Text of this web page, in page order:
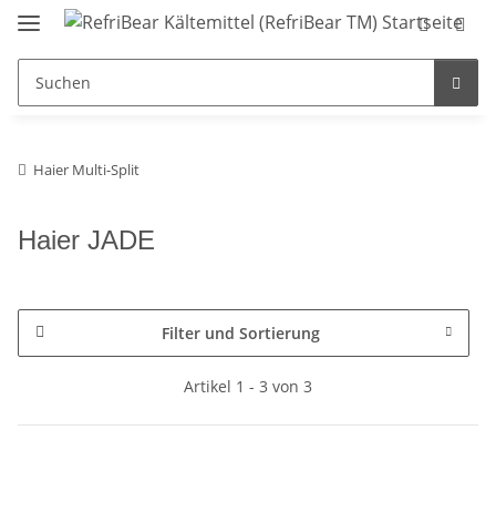
Haier Multi-Split
Haier JADE
Filter und Sortierung
Artikel 1 - 3 von 3